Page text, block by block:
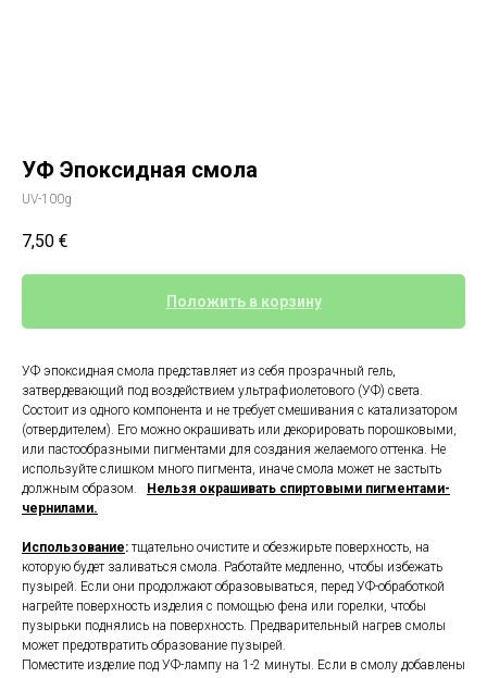
УФ Эпоксидная смола
UV-100g
7,50 €
Положить в корзину
УФ эпоксидная смола представляет из себя прозрачный гель,
затвердевающий под воздействием ультрафиолетового (УФ) света.
Состоит из одного компонента и не требует смешивания с катализатором
(отвердителем). Его можно окрашивать или декорировать порошковыми,
или пастообразными пигментами для создания желаемого оттенка. Не
используйте слишком много пигмента, иначе смола может не застыть
должным образом.
Нельзя окрашивать спиртовыми пигментами-
чернилами.
Использование: тщательно очистите и обезжирьте поверхность, на
которую будет заливаться смола. Работайте медленно, чтобы избежать
пузырей. Если они продолжают образовываться, перед УФ-обработкой
нагрейте поверхность изделия с помощью фена или горелки, чтобы
пузырьки поднялись на поверхность. Предварительный нагрев смолы
может предотвратить образование пузырей.
Поместите изделие под УФ-лампу на 1-2 минуты. Если в смолу добавлены